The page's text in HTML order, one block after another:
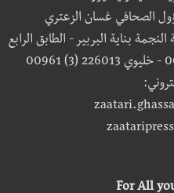
الصحافي غسان الزعتري
بناية البربير - الطابق الرابع
For All